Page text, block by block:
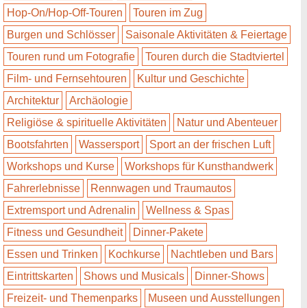
Hop-On/Hop-Off-Touren
Touren im Zug
Burgen und Schlösser
Saisonale Aktivitäten & Feiertage
Touren rund um Fotografie
Touren durch die Stadtviertel
Film- und Fernsehtouren
Kultur und Geschichte
Architektur
Archäologie
Religiöse & spirituelle Aktivitäten
Natur und Abenteuer
Bootsfahrten
Wassersport
Sport an der frischen Luft
Workshops und Kurse
Workshops für Kunsthandwerk
Fahrerlebnisse
Rennwagen und Traumautos
Extremsport und Adrenalin
Wellness & Spas
Fitness und Gesundheit
Dinner-Pakete
Essen und Trinken
Kochkurse
Nachtleben und Bars
Eintrittskarten
Shows und Musicals
Dinner-Shows
Freizeit- und Themenparks
Museen und Ausstellungen